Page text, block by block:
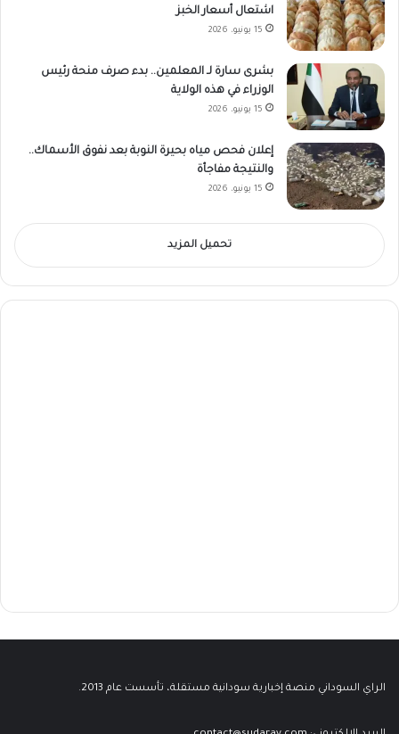
اشتعال أسعار الخبز
15 يونيو، 2026
بشرى سارة لـ المعلمين.. بدء صرف منحة رئيس
الوزراء في هذه الولاية
15 يونيو، 2026
إعلان فحص مياه بحيرة النوبة بعد نفوق الأسماك..
والنتيجة مفاجأة
15 يونيو، 2026
تحميل المزيد
الراي السوداني منصة إخبارية سودانية مستقلة، تأسست عام 2013.